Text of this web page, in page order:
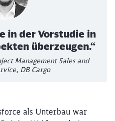
in der Vorstudie in
überzeugen.“
Management Sales and
DB Cargo
als Unterbau war